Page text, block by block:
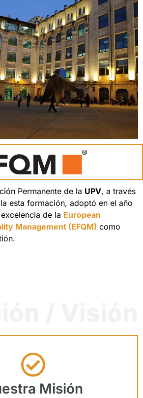
Permanente de la UPV, a través
esta formación, adoptó en el año
de la European
Management (EFQM) como
Misión